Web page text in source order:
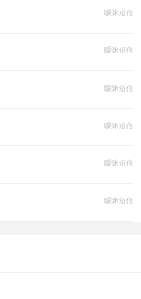
暧昧短信
暧昧短信
暧昧短信
暧昧短信
暧昧短信
暧昧短信